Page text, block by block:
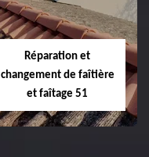
toiture 51
Réparation et
changement de faîtière
et faîtage 51